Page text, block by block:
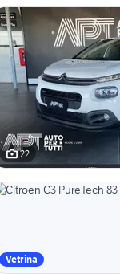
22
Vetrina